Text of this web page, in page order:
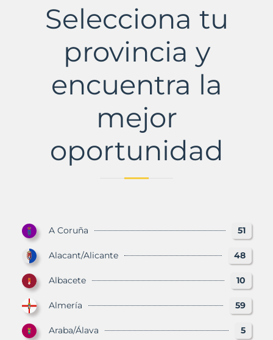
MurbalandsSelecciona tu
provincia y
encuentra la
mejor
oportunidad
A Coruña 51
Alacant/Alicante 48
Albacete 10
Almería 59
Araba/Álava 5